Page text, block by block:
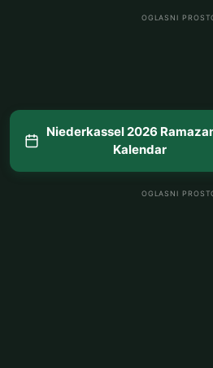
OGLASNI
Niederkassel 2026
Kalendar
OGLASNI